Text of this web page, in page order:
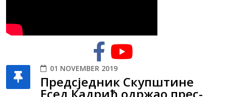
01 NOVEMBER 2019
Предсједник Скупштине